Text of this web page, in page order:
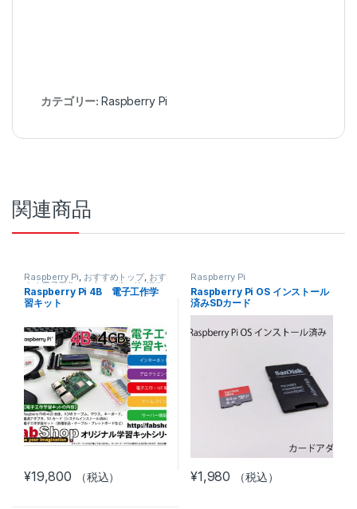
カテゴリー:Raspberry Pi
関連商品
Raspberry Pi, おすすめトップ, おす
すめ電子工作 ,マイコンボード,組み
立てキット,電子工作 電子工作部品
セット
Raspberry Pi 4B 電子工作学
習キット
¥19,800 （税込）
Raspberry Pi
Raspberry Pi OS インストール
済みSDカード
¥1,980
（税込）